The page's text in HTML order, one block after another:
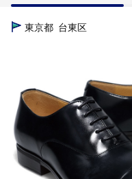
TOP
東京都 台東区